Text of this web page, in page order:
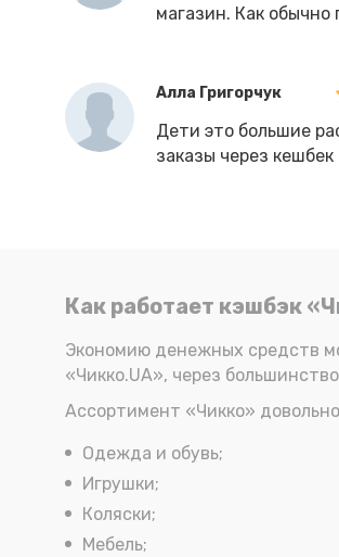
магазин. Как
Алла Григорчук
Дети это большие
заказы через
Как работает кэшбэк
Экономию денежных средств
«Чикко.UA», через
Ассортимент «Чикко»
Одежда и обувь;
Игрушки;
Коляски;
Мебель;